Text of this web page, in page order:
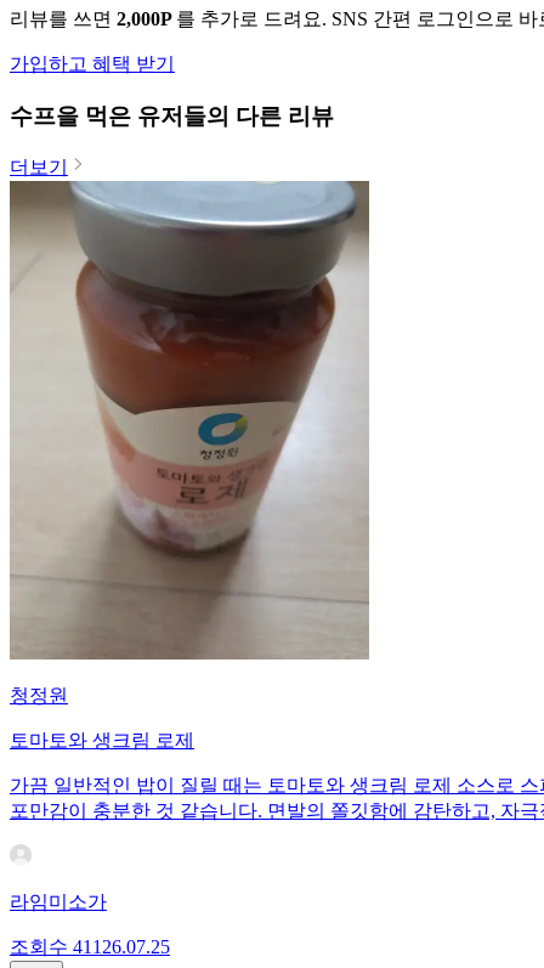
리뷰를 쓰면 2,000P 를 추가로 드려요. SNS 간편 로그인으로
가입하고 혜택 받기
수프을 먹은 유저들의 다른 리뷰
더보기
청정원
토마토와 생크림 로제
가끔 일반적인 밥이 질릴 때는 토마토와 생크림 로제 소스로
포만감이 충분한 것 같습니다. 면발의 쫄깃함에 감탄하고, 자
라임미소가
조회수 411 26.07.25